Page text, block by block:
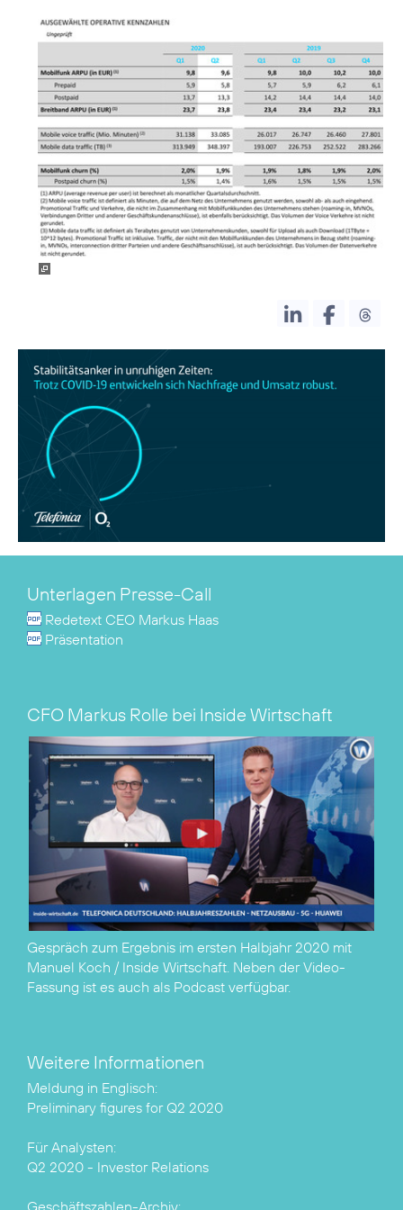
Unterlagen Presse-Call
Redetext CEO Markus Haas
Präsentation
CFO Markus Rolle bei Inside Wirtschaft
Gespräch zum Ergebnis im ersten Halbjahr 2020 mit
Manuel Koch / Inside Wirtschaft. Neben der Video-
Fassung ist es auch als Podcast verfügbar.
Weitere Informationen
Preliminary figures for Q2 2020
Q2 2020 - Investor Relations